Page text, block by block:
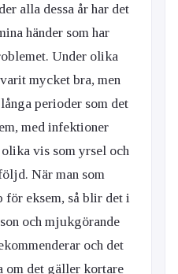
alla dessa år har det
händer som har
Under olika
mycket bra, men
perioder som det
med infektioner
vis som yrsel och
När man som
för eksem, så blir det i
och mjukgörande
och det
om det gäller kortare